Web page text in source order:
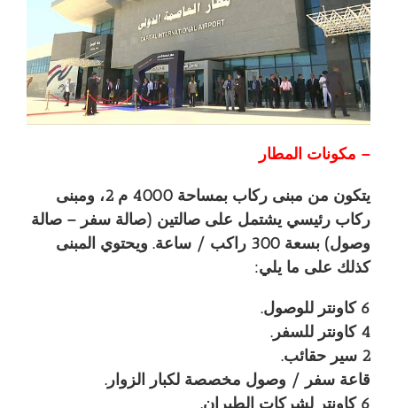
– مكونات المطار
يتكون من مبنى ركاب بمساحة 4000 م 2، ومبنى
ركاب رئيسي يشتمل على صالتين (صالة سفر – صالة
وصول) بسعة 300 راكب / ساعة. ويحتوي المبنى
كذلك على ما يلي:
6 كاونتر للوصول.
4 كاونتر للسفر.
2 سير حقائب.
قاعة سفر / وصول مخصصة لكبار الزوار.
6 كاونتر لشركات الطيران.